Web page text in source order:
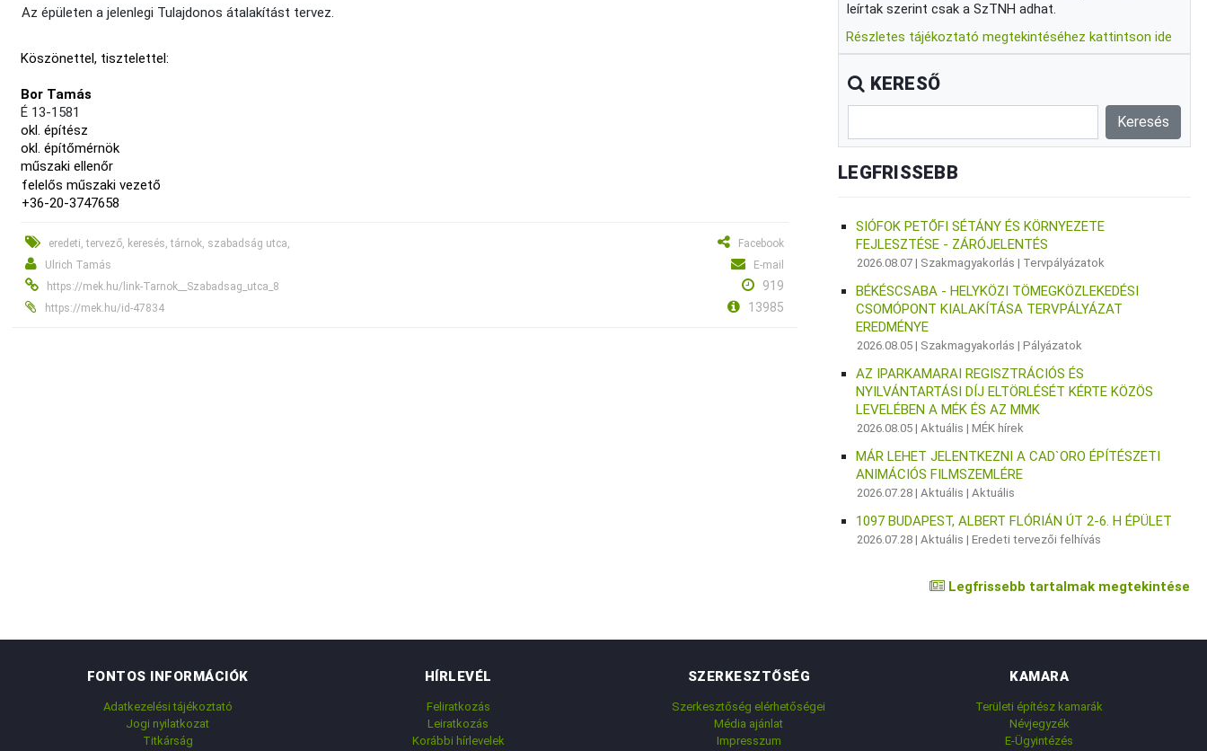
Az épületen a jelenlegi Tulajdonos átalakítást tervez.
Köszönettel, tisztelettel:
Bor Tamás
É 13-1581
okl. építész
okl. építőmérnök
műszaki ellenőr
felelős műszaki vezető
+36-20-3747658
eredeti, tervező, keresés, tárnok, szabadság utca,
Facebook
Ulrich Tamás
E-mail
https://mek.hu/link-Tarnok__Szabadsag_utca_8
919
https://mek.hu/id-47834 13985
leírtak szerint csak a SzTNH adhat.
Részletes tájékoztató megtekintéséhez kattintson ide
KERESŐ
LEGFRISSEBB
SIÓFOK PETŐFI SÉTÁNY ÉS KÖRNYEZETE
FEJLESZTÉSE - ZÁRÓJELENTÉS
2026.08.07 | Szakmagyakorlás | Tervpályázatok
BÉKÉSCSABA - HELYKÖZI TÖMEGKÖZLEKEDÉSI
CSOMÓPONT KIALAKÍTÁSA TERVPÁLYÁZAT
EREDMÉNYE
2026.08.05 | Szakmagyakorlás |Pályázatok
AZ IPARKAMARAI REGISZTRÁCIÓS ÉS
NYILVÁNTARTÁSI DÍJ ELTÖRLÉSÉT KÉRTE KÖZÖS
LEVELÉBEN A MÉK ÉS AZ MMK
2026.08.05 |Aktuális |MÉK hírek
MÁR LEHET JELENTKEZNI A CAD`ORO ÉPÍTÉSZETI
ANIMÁCIÓS FILMSZEMLÉRE
2026.07.28 |Aktuális |Aktuális
1097 BUDAPEST, ALBERT FLÓRIÁN ÚT 2-6. H ÉPÜLET
2026.07.28 |Aktuális |Eredeti tervezői felhívás
Legfrissebb tartalmak megtekintése
FONTOS INFORMÁCIÓK
Adatkezelési tájékoztató
Jogi nyilatkozat
Titkárság
HÍRLEVÉL
Feliratkozás
Leiratkozás
Korábbi hírlevelek
SZERKESZTŐSÉG
Szerkesztőség elérhetőségei
Média ajánlat
Impresszum
KAMARA
Területi építész kamarák
Névjegyzék
E-Ügyintézés